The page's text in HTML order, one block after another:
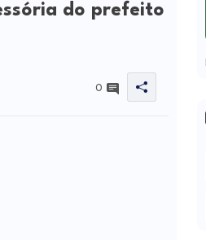
do prefeito
0